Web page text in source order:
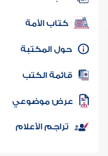
كتب PDF
كتاب الأمة
المكتبة
الكتب
موضوعي